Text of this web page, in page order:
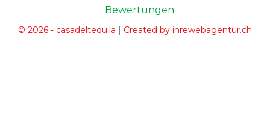
© 2026 - casadeltequila | Created by ihrewebagentur.ch